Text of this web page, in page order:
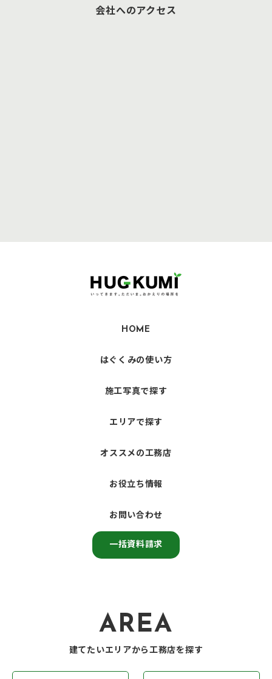
会社へのアクセス
HOME
はぐくみの使い方
施工写真で探す
エリアで探す
オススメの工務店
お役立ち情報
お問い合わせ
一括資料請求
AREA
建てたいエリアから工務店を探す